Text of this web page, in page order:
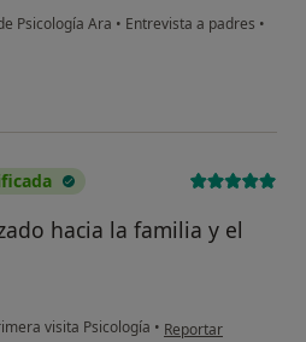
Psicología Ara • Entrevista a padres •
hacia la familia y el
visita Psicología • en opinión del
Reportar